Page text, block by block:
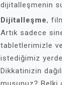
dijitalleşmenin
Dijitalleşme,
Artık sadece
tabletlerimizle
istediğimiz
Dikkatinizin